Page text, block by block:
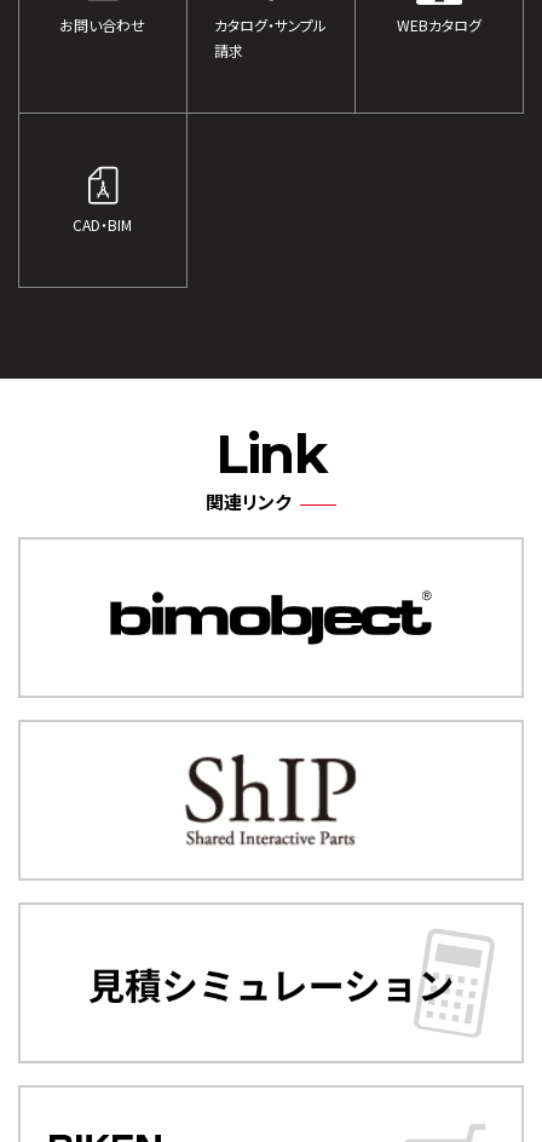
お問い合わせ
カタログ・サンプル
請求
WEBカタログ
CAD・BIM
Link
関連リンク